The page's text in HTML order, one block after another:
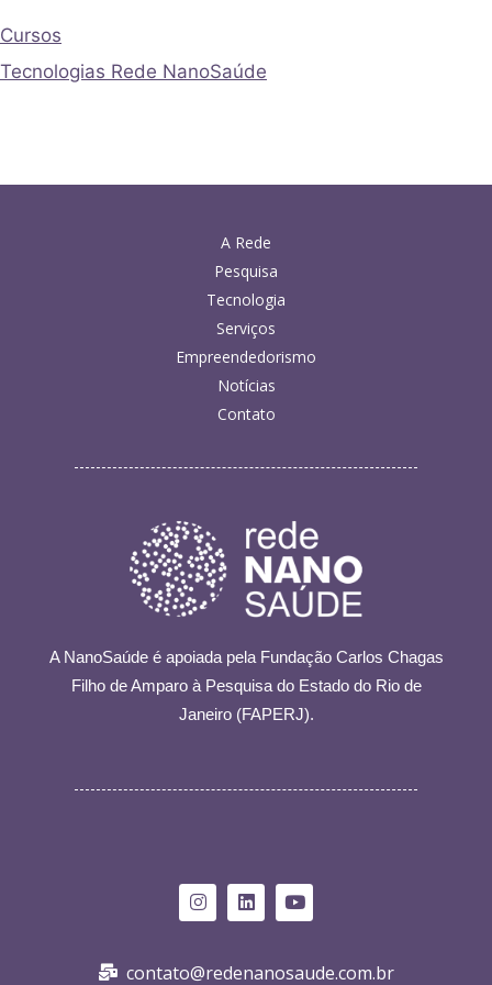
Cursos
Tecnologias Rede NanoSaúde
A Rede
Pesquisa
Tecnologia
Serviços
Empreendedorismo
Notícias
Contato
A NanoSaúde é apoiada pela Fundação Carlos Chagas
Filho de Amparo à Pesquisa do Estado do Rio de
Janeiro (FAPERJ).
contato@redenanosaude.com.br